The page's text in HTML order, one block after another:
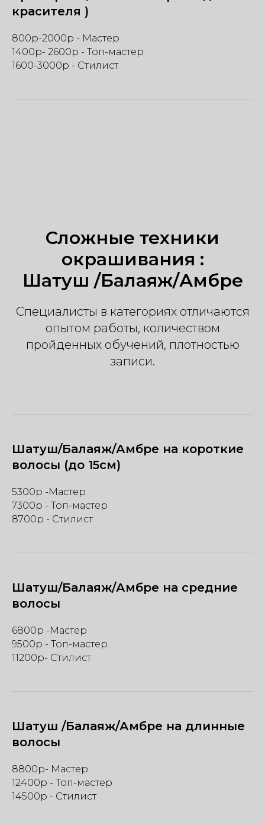
красителя )
800р-2000р - Мастер
1400р- 2600р - Топ-мастер
1600-3000р - Стилист
Сложные техники
окрашивания :
Шатуш /Балаяж/Амбре
Специалисты в категориях отличаются
опытом работы, количеством
пройденных обучений, плотностью
записи.
Шатуш/Балаяж/Амбре на короткие
волосы (до 15см)
5300р -Мастер
7300р - Топ-мастер
8700р - Стилист
Шатуш/Балаяж/Амбре на средние
волосы
6800р -Мастер
9500р - Топ-мастер
11200р- Стилист
Шатуш /Балаяж/Амбре на длинные
волосы
8800р- Мастер
12400р - Топ-мастер
14500р - Стилист